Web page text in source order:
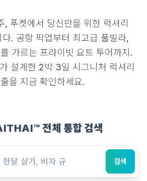
, 푸켓에서 당신만을 위한 럭셔리
. 공항 픽업부터 최고급 풀빌라,
가르는 프라이빗 요트 투어까지.
설계한 2박 3일 시그니처 럭셔리
을 지금 확인하세요.
전체 통합 검색
검색